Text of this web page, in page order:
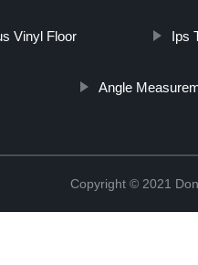
Vinyl Floor Ips
Angle
Copyright © 2021